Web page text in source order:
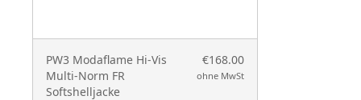
PW3 Modaflame Hi-Vis
Multi-Norm FR
Softshelljacke
€168.00
ohne MwSt